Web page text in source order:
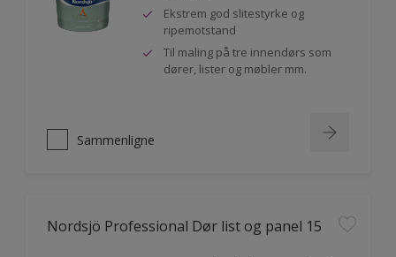
Ekstrem god slitestyrke og
ripemotstand
Til maling på tre innendørs som
dører, lister og møbler mm.
Sammenligne
Nordsjö Professional Dør list og panel 15